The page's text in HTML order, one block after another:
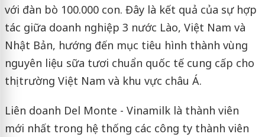
với đàn bò 100.000 con. Đây là kết quả của sự hợp
tác giữa doanh nghiệp 3 nước Lào, Việt Nam và
Nhật Bản, hướng đến mục tiêu hình thành vùng
nguyên liệu sữa tươi chuẩn quốc tế cung cấp cho
thị trường Việt Nam và khu vực châu Á.
Liên doanh Del Monte - Vinamilk là thành viên
mới nhất trong hệ thống các công ty thành viên